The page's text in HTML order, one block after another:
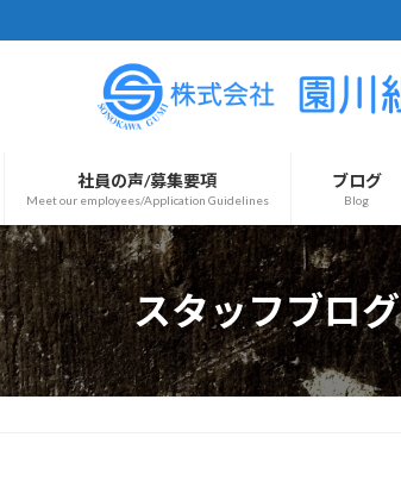
社員の声/募集要項
Meet our employees/Application Guidelines
ブログ
Blog
スタッフブログ